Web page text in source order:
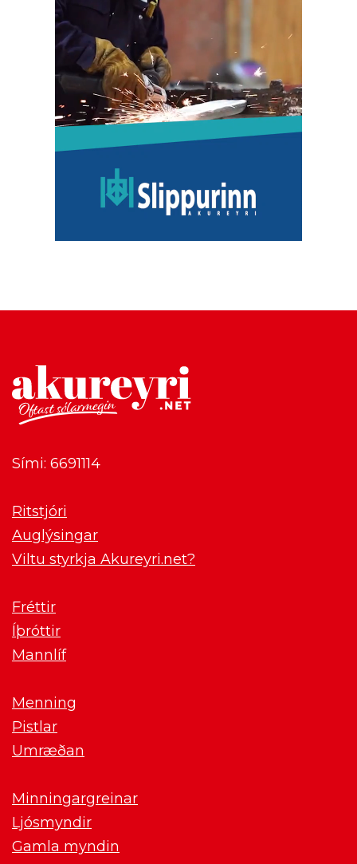
Sími: 6691114
Ritstjóri
Auglýsingar
Viltu styrkja Akureyri.net?
Fréttir
Íþróttir
Mannlíf
Menning
Pistlar
Umræðan
Minningargreinar
Ljósmyndir
Gamla myndin